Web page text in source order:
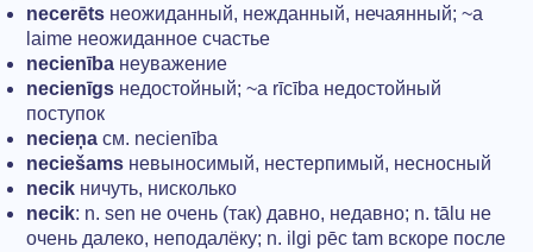
necerēts неожиданный, нежданный, нечаянный; ~а
laime неожиданное счастье
necienība неуважение
necienīgs недостойный; ~a rīcība недостойный
поступок
necieņa см. necienība
neciešams невыносимый, нестерпимый, несносный
necik ничуть, нисколько
necik: n. sen не очень (так) давно, недавно; n. tālu не
очень далеко, неподалёку; n. ilgi pēc tam вскоре после